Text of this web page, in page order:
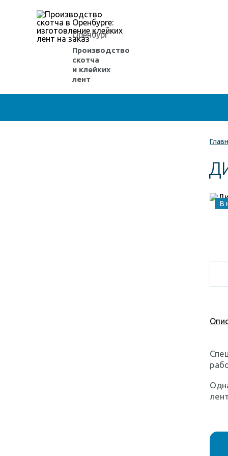
Оренбург
Производство
скотча
и клейких
лент
В